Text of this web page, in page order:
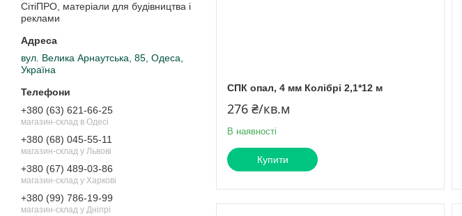
СітіПРО, матеріали для будівництва і
реклами
вул. Велика Арнаутська, 85, Одеса,
Україна
+380 (63) 621-66-25
магазин-склад в Одесі
+380 (68) 045-55-11
магазин-склад у Львові
+380 (67) 489-03-86
магазин-склад у Харкові
+380 (99) 786-19-99
магазин-склад у Дніпрі
СПК опал, 4 мм Колібрі 2,1*12 м
276 ₴/кв.м
В наявності
Купити